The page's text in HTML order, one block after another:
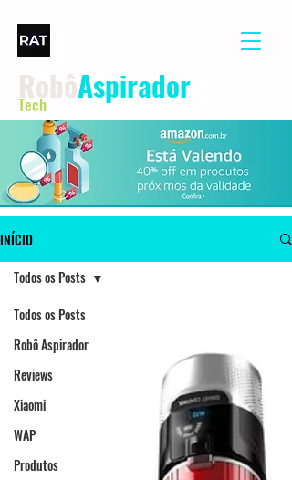
Aspirador
Tech
INÍCIO
Todos os Posts
Robô Aspirador
Reviews
Xiaomi
WAP
Produtos
Todos os Posts